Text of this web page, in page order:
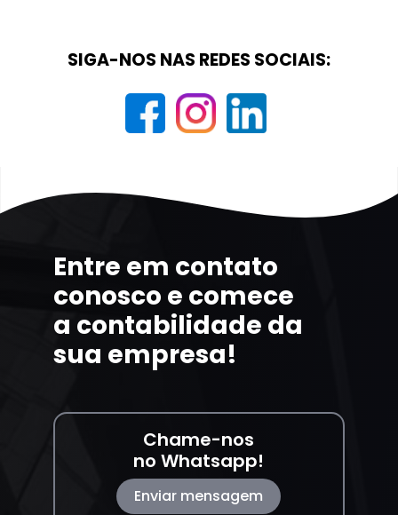
SIGA-NOS NAS REDES SOCIAIS:
Entre em contato
conosco e comece
a contabilidade da
sua empresa!
Chame-nos
no Whatsapp!
Enviar mensagem